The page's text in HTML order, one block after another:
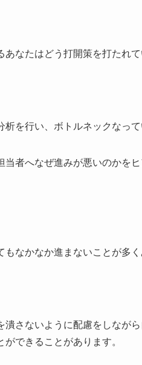
なたはどう打開策を打たれ
を行い、ボトルネックなっ
者へなぜ進みが悪いのかを
なかなか進まないことが多く
さないように配慮をしなが
できることがあります。